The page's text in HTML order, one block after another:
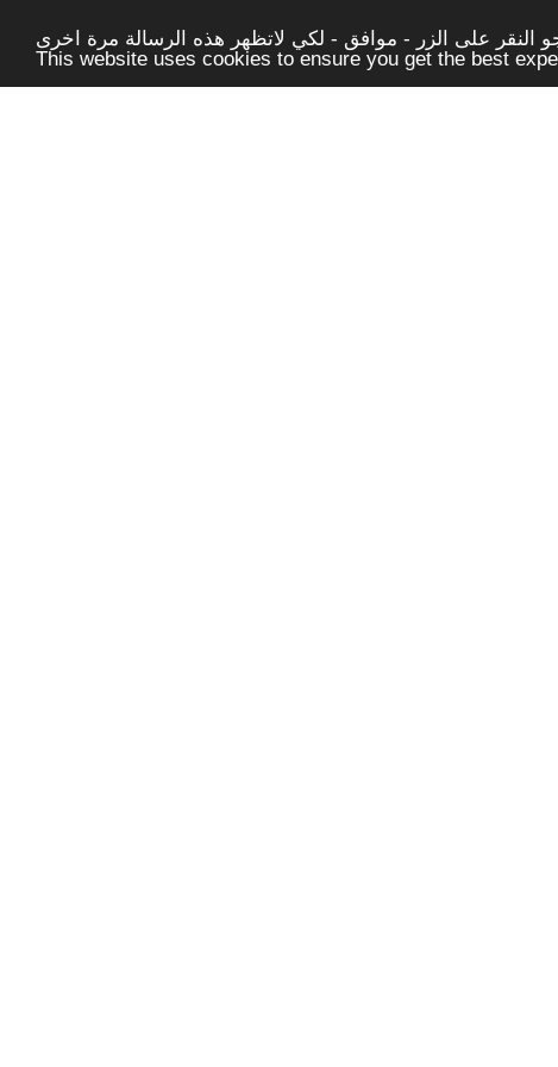
النقر على الزر - موافق - لكي لاتظهر هذه الرسالة مرة اخرى -
This website uses cookies to ensure you get the best